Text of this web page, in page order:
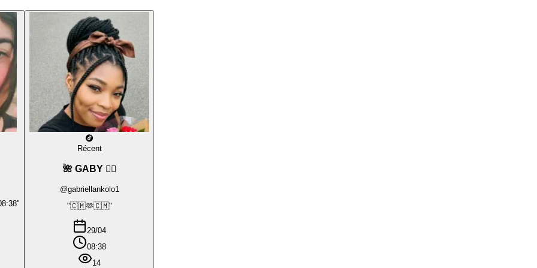
Récent
🌺 GABY ❤️‍🔥
@gabriellankolo1
"🇨🇲🫶🇨🇲"
29/04
08:38
14